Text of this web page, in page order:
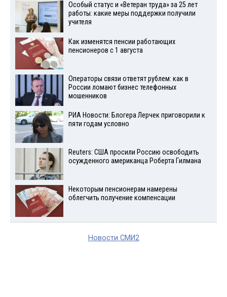
Особый статус и «Ветеран труда» за 25 лет
работы: какие меры поддержки получили
учителя
Как изменятся пенсии работающих
пенсионеров с 1 августа
Операторы связи ответят рублем: как в
России ломают бизнес телефонных
мошенников
РИА Новости: Блогера Лерчек приговорили к
пяти годам условно
Reuters: США просили Россию освободить
осужденного американца Роберта Гилмана
Некоторым пенсионерам намерены
облегчить получение компенсации
Новости СМИ2